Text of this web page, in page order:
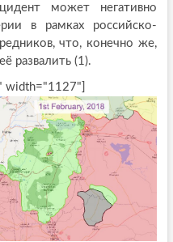
может негативно
в рамках российско-
что, конечно же,
развалить (1).
width="1127"]